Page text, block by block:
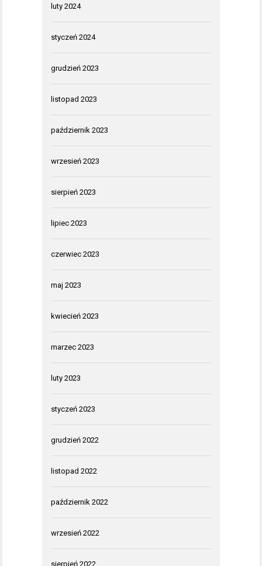
luty 2024
styczeń 2024
grudzień 2023
listopad 2023
październik 2023
wrzesień 2023
sierpień 2023
lipiec 2023
czerwiec 2023
maj 2023
kwiecień 2023
marzec 2023
luty 2023
styczeń 2023
grudzień 2022
listopad 2022
październik 2022
wrzesień 2022
sierpień 2022